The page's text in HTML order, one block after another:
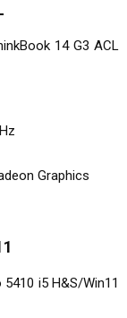
14 G3 ACL
Graphics
i5 H&S/Win11